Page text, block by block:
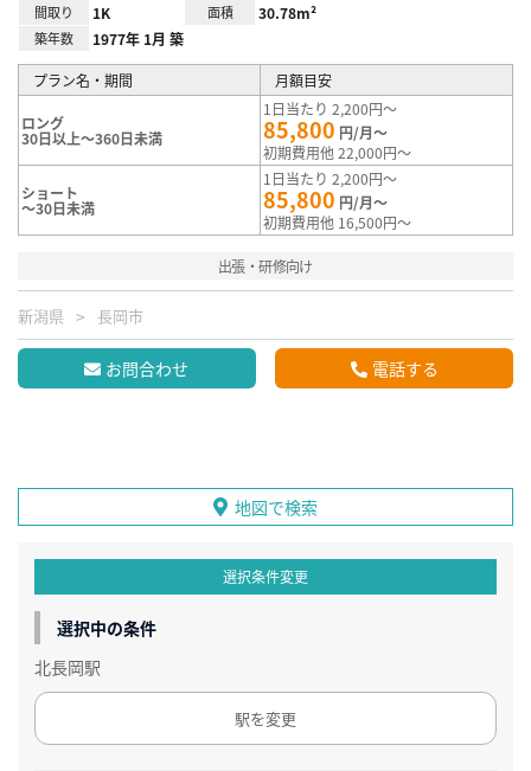
間取り 1K 面積 30.78m²
築年数 1977年 1月 築
プラン名・期間 月額目安
ロング
30日以上～360日未満
1日当たり 2,200円～
85,800 円/月～
初期費用他 22,000円～
ショート
～30日未満
1日当たり 2,200円～
85,800 円/月～
初期費用他 16,500円～
出張・研修向け
新潟県 長岡市
お問合わせ 電話する
地図で検索
選択条件変更
選択中の条件
北長岡駅
駅を変更